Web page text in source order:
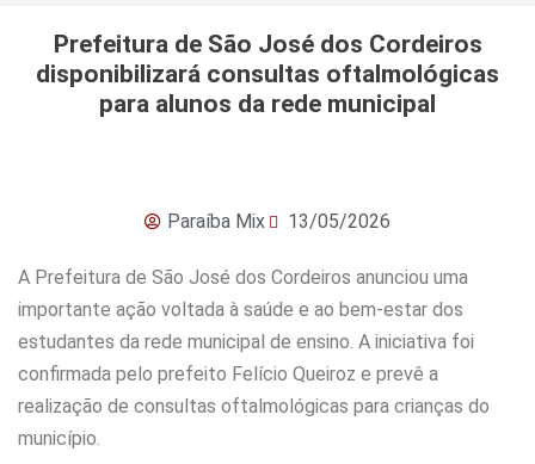
Prefeitura de São José dos Cordeiros
disponibilizará consultas oftalmológicas
para alunos da rede municipal
Paraíba Mix 13/05/2026
A Prefeitura de São José dos Cordeiros anunciou uma
importante ação voltada à saúde e ao bem-estar dos
estudantes da rede municipal de ensino. A iniciativa foi
confirmada pelo prefeito Felício Queiroz e prevê a
realização de consultas oftalmológicas para crianças do
município.